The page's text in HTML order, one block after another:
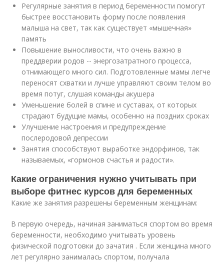
Регулярные занятия в период беременности помогут
быстрее восстановить форму после появления
малыша на свет, так как существует «мышечная»
память
Повышение выносливости, что очень важно в
преддверии родов -- энергозатратного процесса,
отнимающего много сил. Подготовленные мамы легче
переносят схватки и лучше управляют своим телом во
время потуг, слушая команды акушера
Уменьшение болей в спине и суставах, от которых
страдают будущие мамы, особенно на поздних сроках
Улучшение настроения и предупреждение
послеродовой депрессии
Занятия способствуют выработке эндорфинов, так
называемых, «гормонов счастья и радости».
Какие ограничения нужно учитывать при
выборе фитнес курсов для беременных
Какие же занятия разрешены беременным женщинам:
В первую очередь, начиная заниматься спортом во время
беременности, необходимо учитывать уровень
физической подготовки до зачатия . Если женщина много
лет регулярно занималась спортом, получала